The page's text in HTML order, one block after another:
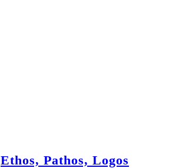
Ethos, Pathos, Logos